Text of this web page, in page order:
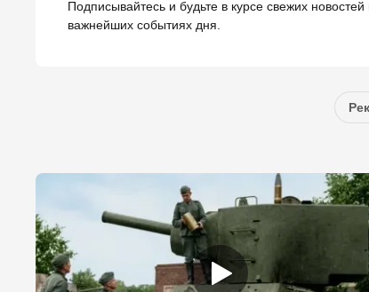
Подписывайтесь и будьте в курсе свежих новостей
важнейших событиях дня.